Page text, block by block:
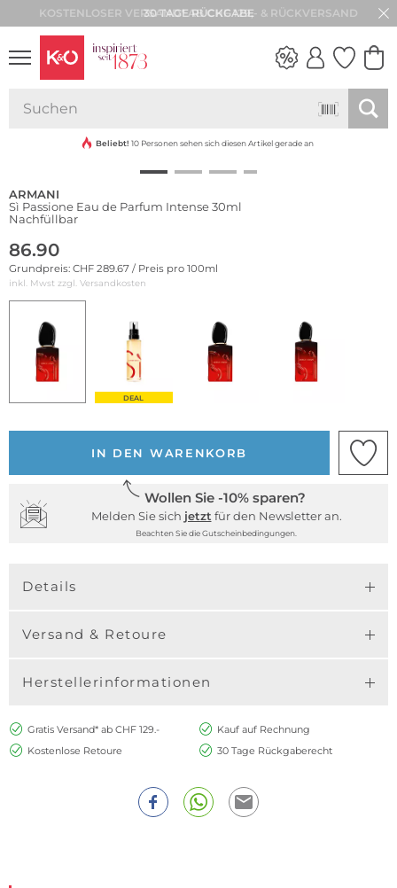
30 TAGE RÜCKGABE
VIBES
Beliebt! 10 Personen sehen sich diesen Artikel gerade an
ARMANI
Sì Passione Eau de Parfum Intense 30ml
Nachfüllbar
86.90
Grundpreis: CHF 289.67 / Preis pro 100ml
inkl. Mwst zzgl. Versandkosten
DEAL
IN DEN WARENKORB
Wollen Sie -10% sparen?
Melden Sie sich jetzt für den Newsletter an.
Beachten Sie die Gutscheinbedingungen.
Details
Versand & Retoure
Herstellerinformationen
Gratis Versand* ab CHF 129.-
Kauf auf Rechnung
Kostenlose Retoure
30 Tage Rückgaberecht